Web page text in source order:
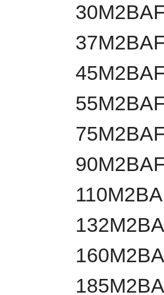
30
37
45
55
75
90
110
132
160
185